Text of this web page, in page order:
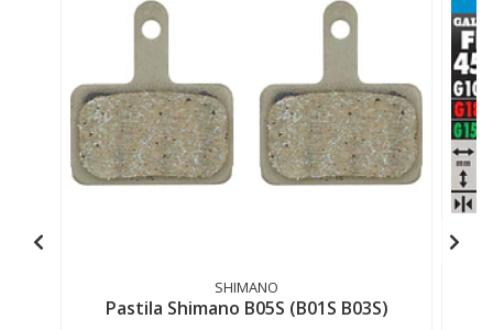
SHIMANO
Pastila Shimano B05S (B01S B03S)